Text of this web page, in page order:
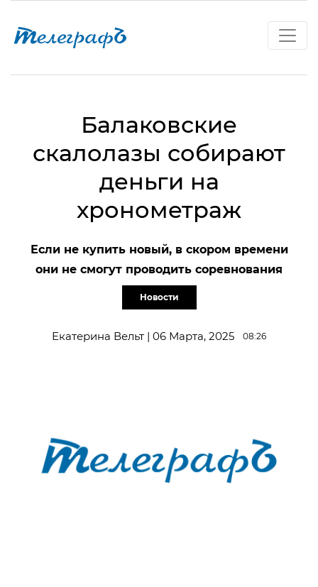
Балаковские
скалолазы собирают
деньги на
хронометраж
Если не купить новый, в скором времени
они не смогут проводить соревнования
Новости
Екатерина Вельт | 06 Марта, 2025 08:26